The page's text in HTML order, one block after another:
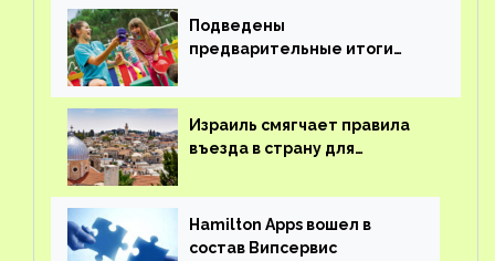
Подведены
предварительные итоги
Израиль смягчает правила
въезда в страну для
Hamilton Apps вошел в
состав Випсервис